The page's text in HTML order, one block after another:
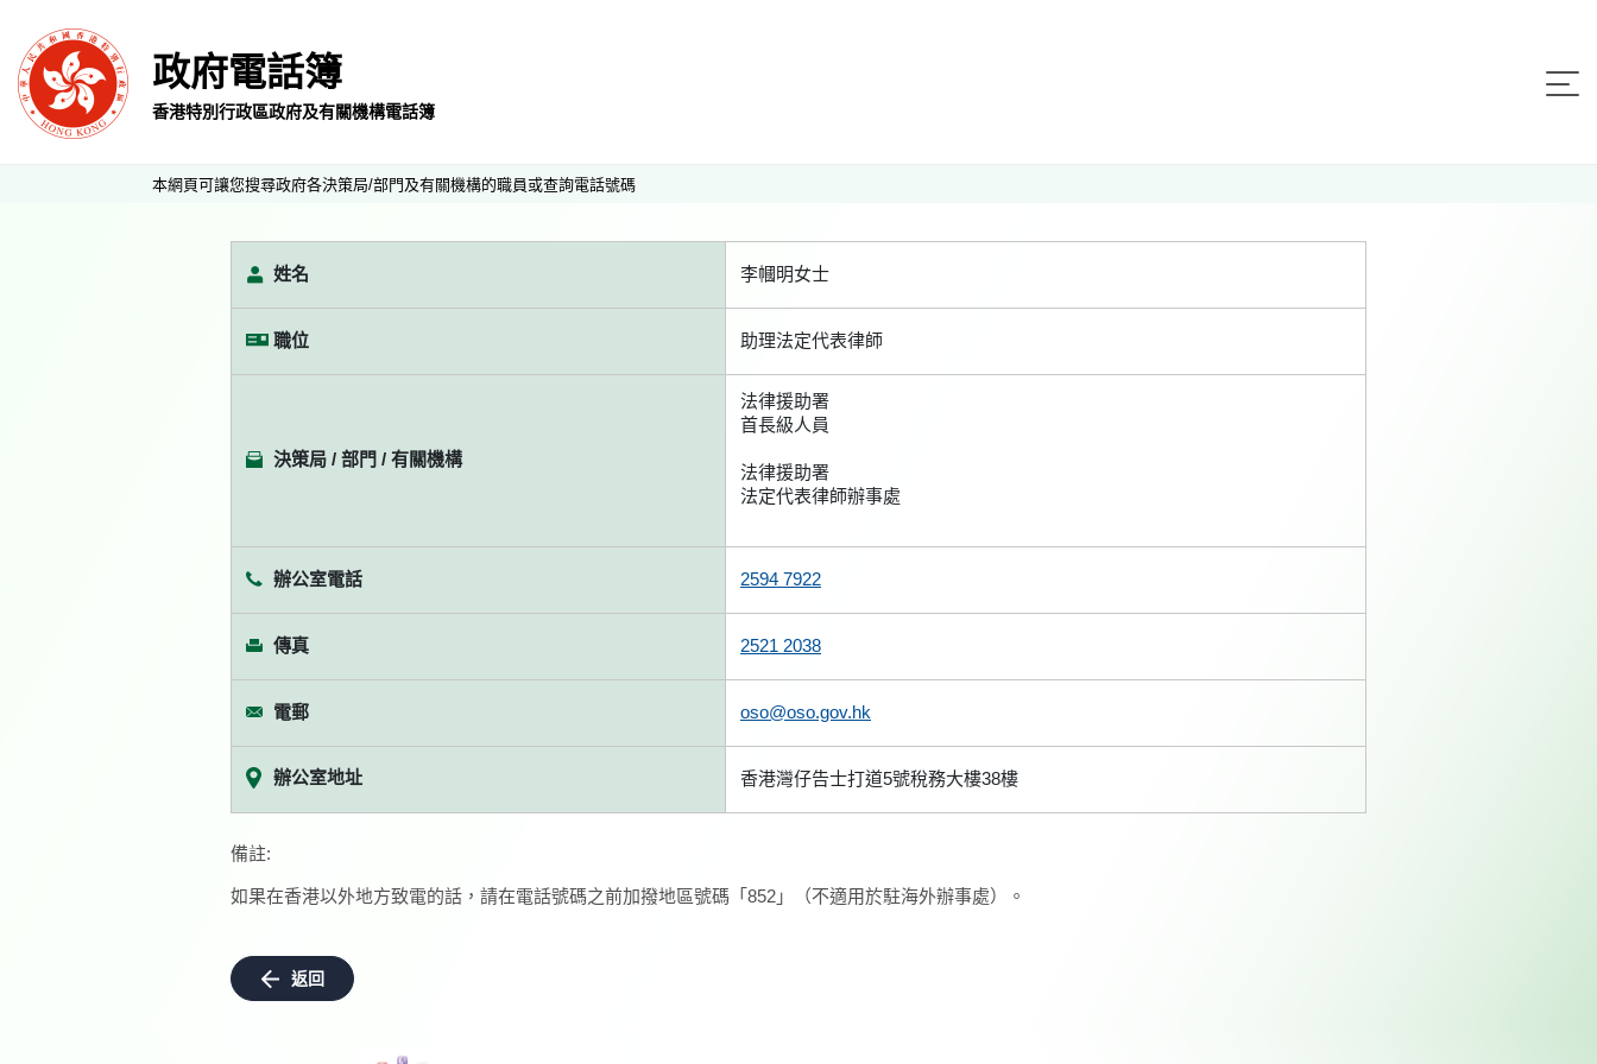
政府電話簿
香港特別行政區政府及有關機構電話簿
本網頁可讓您搜尋政府各決策局/部門及有關機構的職員或查詢電話號碼
姓名 李幗明女士
職位 助理法定代表律師
決策局 / 部門 / 有關機構
法律援助署
首長級人員
法律援助署
法定代表律師辦事處
辦公室電話 2594 7922
傳真 2521 2038
電郵 oso@oso.gov.hk
辦公室地址 香港灣仔告士打道5號稅務大樓38樓
備註:
如果在香港以外地方致電的話，請在電話號碼之前加撥地區號碼「852」（不適用於駐海外辦事處）。
返回